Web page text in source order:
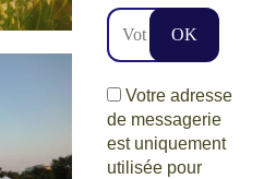
Votre adresse
de messagerie
est uniquement
utilisée pour